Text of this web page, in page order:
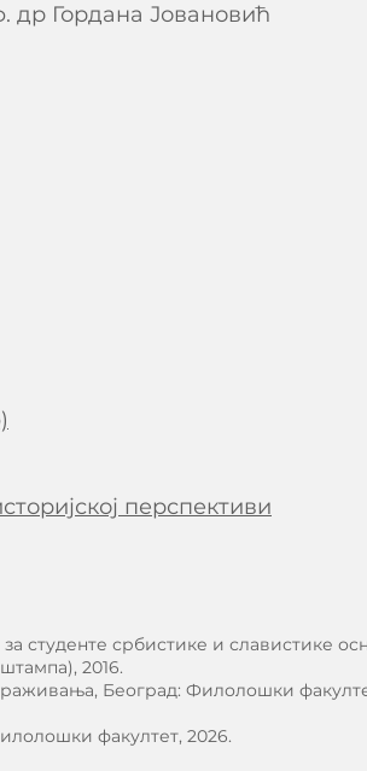
др Гордана Јовановић
перспективи
студенте србистике и славистике
2016.
Београд: Филолошки
факултет, 2026.